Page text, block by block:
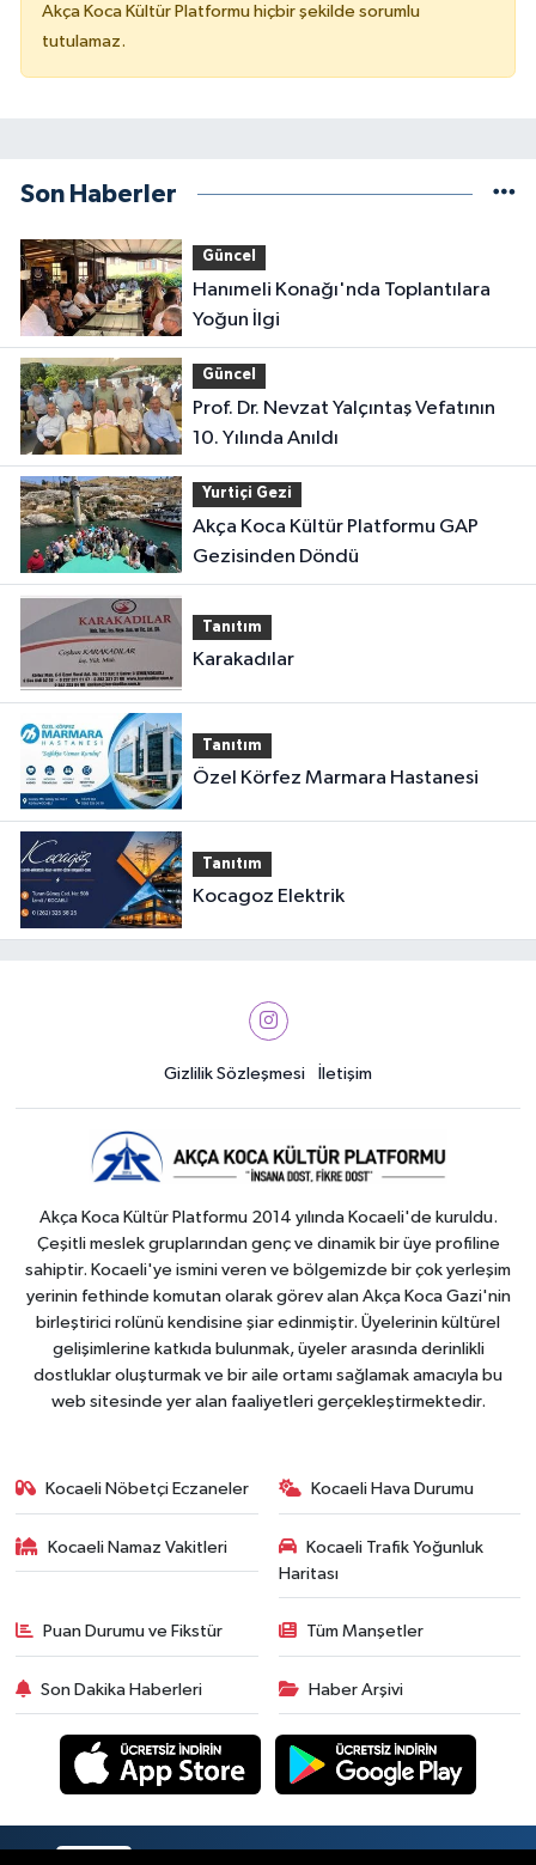
Akça Koca Kültür Platformu hiçbir şekilde sorumlu
tutulamaz.
Son Haberler
Güncel
Hanımeli Konağı'nda Toplantılara
Yoğun İlgi
Güncel
Prof. Dr. Nevzat Yalçıntaş Vefatının
10. Yılında Anıldı
Yurtiçi Gezi
Akça Koca Kültür Platformu GAP
Gezisinden Döndü
Tanıtım
Karakadılar
Tanıtım
Özel Körfez Marmara Hastanesi
Tanıtım
Kocagoz Elektrik
Gizlilik Sözleşmesi İletişim
Akça Koca Kültür Platformu 2014 yılında Kocaeli'de kuruldu.
Çeşitli meslek gruplarından genç ve dinamik bir üye profiline
sahiptir. Kocaeli'ye ismini veren ve bölgemizde bir çok yerleşim
yerinin fethinde komutan olarak görev alan Akça Koca Gazi'nin
birleştirici rolünü kendisine şiar edinmiştir. Üyelerinin kültürel
gelişimlerine katkıda bulunmak, üyeler arasında derinlikli
dostluklar oluşturmak ve bir aile ortamı sağlamak amacıyla bu
web sitesinde yer alan faaliyetleri gerçekleştirmektedir.
Kocaeli Nöbetçi Eczaneler Kocaeli Hava Durumu
Kocaeli Namaz Vakitleri
Kocaeli Trafik Yoğunluk
Haritası
Puan Durumu ve Fikstür Tüm Manşetler
Son Dakika Haberleri Haber Arşivi